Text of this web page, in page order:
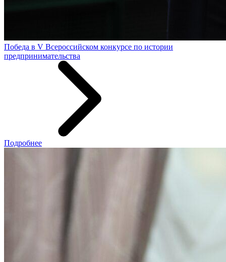
Победа в V Всероссийском конкурсе по истории
предпринимательства
Подробнее